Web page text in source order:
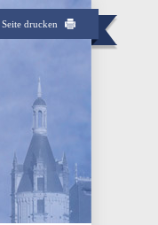
Seite drucken